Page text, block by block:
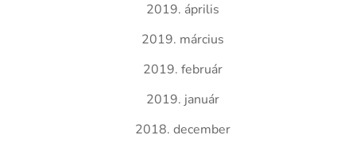
2019. április
2019. március
2019. február
2019. január
2018. december